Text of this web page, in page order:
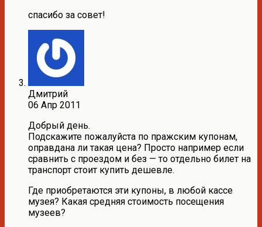
спасибо за совет!
Дмитрий
06 Апр 2011
Добрый день.
Подскажите пожалуйста по пражским купонам,
оправдана ли такая цена? Просто например если
сравнить с проездом и без — то отдельно билет на
транспорт стоит купить дешевле.
Где приобретаются эти купоны, в любой кассе
музея? Какая средняя стоимость посещения
музеев?